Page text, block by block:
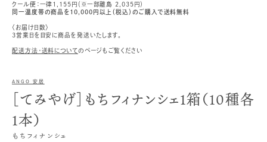
クール便：一律1,155円（※一部離島 2,035円）
同一温度帯の商品を10,000円以上（税込）のご購入で送料無料
〈お届け日数〉
3営業日を目安に商品を発送いたします。
配送方法・送料についてのページもご覧ください
ANGO 安居
［てみやげ］もちフィナンシェ1箱（10種各
1本）
もちフィナンシェ